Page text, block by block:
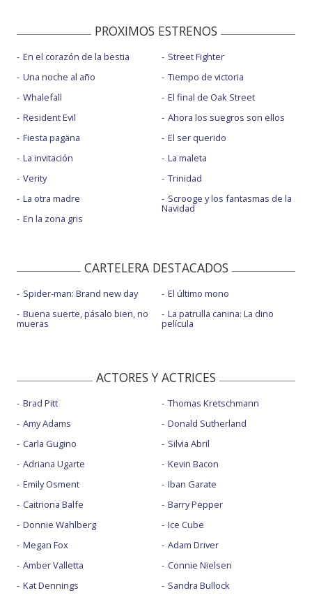
PROXIMOS ESTRENOS
En el corazón de la bestia
Una noche al año
Whalefall
Resident Evil
Fiesta pagäna
La invitación
Verity
La otra madre
En la zona gris
Street Fighter
Tiempo de victoria
El final de Oak Street
Ahora los suegros son ellos
El ser querido
La maleta
Trinidad
Scrooge y los fantasmas de la
Navidad
CARTELERA DESTACADOS
Spider-man: Brand new day
Buena suerte, pásalo bien, no
mueras
El último mono
La patrulla canina: La dino
película
ACTORES Y ACTRICES
Brad Pitt
Amy Adams
Carla Gugino
Adriana Ugarte
Emily Osment
Caitriona Balfe
Donnie Wahlberg
Megan Fox
Amber Valletta
Kat Dennings
Thomas Kretschmann
Donald Sutherland
Silvia Abril
Kevin Bacon
Iban Garate
Barry Pepper
Ice Cube
Adam Driver
Connie Nielsen
Sandra Bullock